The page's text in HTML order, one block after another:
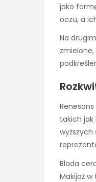
jako
oczu, a
Na
zmielone,
takich jak
wyższych
Blada
Makijaż